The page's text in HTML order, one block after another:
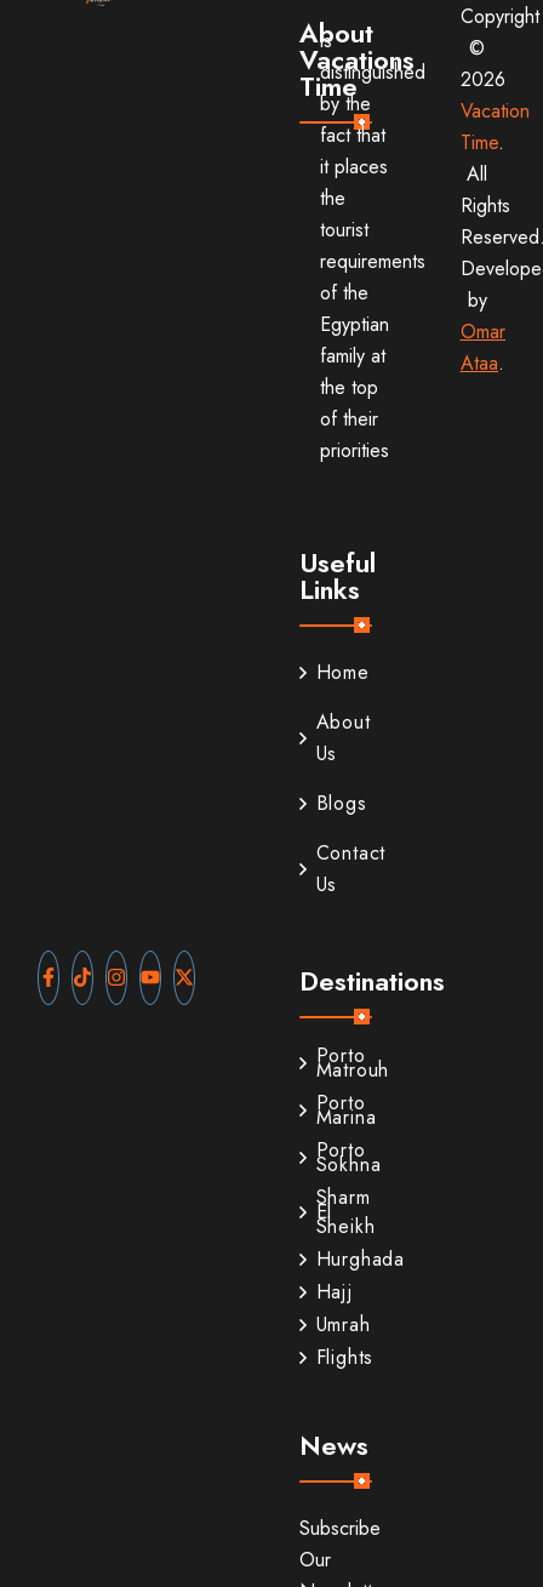
About
Vacations
Time
is
distinguished
by the
fact that
it places
the
tourist
requirements
of the
Egyptian
family at
the top
of their
priorities
Useful
Links
Home
About
Us
Blogs
Contact
Us
Destinations
Porto
Matrouh
Porto
Marina
Porto
Sokhna
Sharm
El
Sheikh
Hurghada
Hajj
Umrah
Flights
News
Subscribe
Our
Copyright
©
2026
Vacation
Time.
All
Rights
by
Omar
Ataa.